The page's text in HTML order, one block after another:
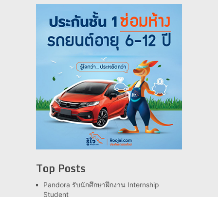
Top Posts
Pandora รับนักศึกษาฝึกงาน Internship
Student